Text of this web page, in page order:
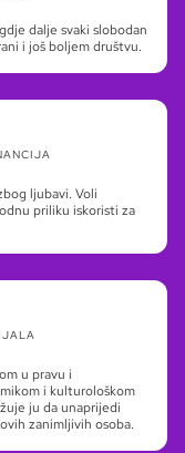
dalje svaki slobodan
i još boljem društvu.
ljubavi. Voli
priliku iskoristi za
u pravu i
i kulturološkom
ju da unaprijedi
zanimljivih osoba.